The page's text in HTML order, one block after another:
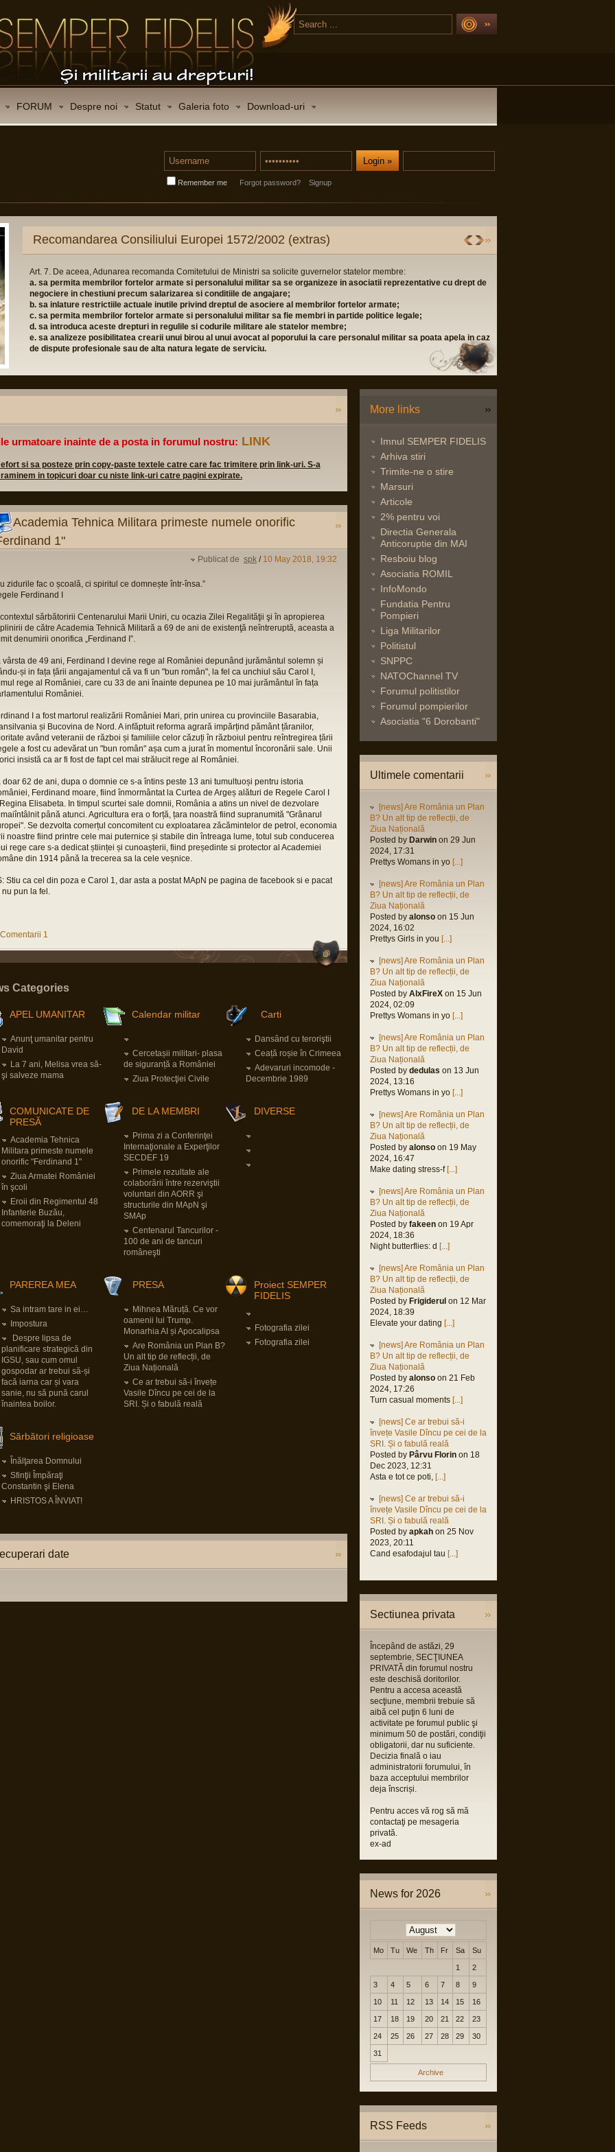
FORUM Despre noi Statut Galeria foto Download-uri
Remember me Forgot password? Signup
Recomandarea Consiliului Europei 1572/2002 (extras)
Art. 7. De aceea, Adunarea recomanda Comitetului de Ministri sa solicite guvernelor statelor membre:
a. sa permita membrilor fortelor armate si personalului militar sa se organizeze in asociatii reprezentative cu drept de
negociere in chestiuni precum salarizarea si conditiile de angajare;
b. sa inlature restrictiile actuale inutile privind dreptul de asociere al membrilor fortelor armate;
c. sa permita membrilor fortelor armate si personalului militar sa fie membri in partide politice legale;
d. sa introduca aceste drepturi in regulile si codurile militare ale statelor membre;
e. sa analizeze posibilitatea crearii unui birou al unui avocat al poporului la care personalul militar sa poata apela in caz
de dispute profesionale sau de alta natura legate de serviciu.
urmatoare inainte de a posta in forumul nostru: LINK
si sa posteze prin copy-paste textele catre care fac trimitere prin link-uri. S-a
in topicuri doar cu niste link-uri catre pagini expirate.
Academia Tehnica Militara primeste numele onorific
1"
Publicat de spk / 10 May 2018, 19:32
zidurile fac o școală, ci spiritul ce domnește într-însa.”
Ferdinand I
contextul sărbătoririi Centenarului Marii Uniri, cu ocazia Zilei Regalităţii şi în apropierea
de către Academia Tehnică Militară a 69 de ani de existenţă neîntreruptă, aceasta a
denumirii onorifica „Ferdinand I”.
vârsta de 49 ani, Ferdinand I devine rege al României depunând jurământul solemn și
și in fața țării angajamentul că va fi un "bun român", la fel ca unchiul său Carol I,
rege al României, care cu 33 de ani înainte depunea pe 10 mai jurământul în fața
României.
I a fost martorul realizării României Mari, prin unirea cu provinciile Basarabia,
și Bucovina de Nord. A infăptuit reforma agrară impărțind pământ țăranilor,
având veteranii de război și familiile celor căzuți în războiul pentru reîntregirea țării
a fost cu adevărat un "bun român" așa cum a jurat în momentul încoronării sale. Unii
insistă ca ar fi fost de fapt cel mai strălucit rege al României.
doar 62 de ani, dupa o domnie ce s-a întins peste 13 ani tumultuoși pentru istoria
Ferdinand moare, fiind înmormântat la Curtea de Argeș alături de Regele Carol I
Elisabeta. In timpul scurtei sale domnii, România a atins un nivel de dezvolare
până atunci. Agricultura era o forță, țara noastră fiind supranumită "Grânarul
Se dezvolta comerțul concomitent cu exploatarea zăcămintelor de petrol, economia
noastre fiind printre cele mai puternice și stabile din întreaga lume, totul sub conducerea
rege care s-a dedicat științei și cunoașterii, fiind președinte si protector al Academiei
din 1914 până la trecerea sa la cele veșnice.
Stiu ca cel din poza e Carol 1, dar asta a postat MApN pe pagina de facebook si e pacat
nu pun la fel.
Comentarii 1
Categories
APEL UMANITAR
Anunţ umanitar pentru
David
La 7 ani, Melisa vrea să-
şi salveze mama
Calendar militar
Cercetașii militari- plasa
de siguranță a României
Ziua Protecţiei Civile
Carti
Dansând cu teroriştii
Ceață roșie în Crimeea
Adevaruri incomode -
Decembrie 1989
COMUNICATE DE
PRESĂ
Academia Tehnica
Militara primeste numele
onorific "Ferdinand 1"
Ziua Armatei României
în şcoli
Eroii din Regimentul 48
Infanterie Buzău,
comemoraţi la Deleni
DE LA MEMBRI
Prima zi a Conferinţei
Internaţionale a Experţilor
SECDEF 19
Primele rezultate ale
colaborării între rezerviştii
voluntari din AORR şi
structurile din MApN şi
SMAp
Centenarul Tancurilor -
100 de ani de tancuri
româneşti
DIVERSE
PAREREA MEA
Sa intram tare in ei…
Impostura
Despre lipsa de
planificare strategică din
IGSU, sau cum omul
gospodar ar trebui să-și
facă iarna car și vara
sanie, nu să pună carul
înaintea boilor.
PRESA
Mihnea Măruță. Ce vor
oamenii lui Trump.
Monarhia AI și Apocalipsa
Are România un Plan B?
Un alt tip de reflecții, de
Ziua Națională
Ce ar trebui să-i învețe
Vasile Dîncu pe cei de la
SRI. Și o fabulă reală
Proiect SEMPER
FIDELIS
Fotografia zilei
Fotografia zilei
Sărbători religioase
Înălţarea Domnului
Sfinţii Împăraţi
Constantin şi Elena
HRISTOS A ÎNVIAT!
date
More links
Imnul SEMPER FIDELIS
Arhiva stiri
Trimite-ne o stire
Marsuri
Articole
2% pentru voi
Directia Generala
Anticoruptie din MAI
Resboiu blog
Asociatia ROMIL
InfoMondo
Fundatia Pentru
Pompieri
Liga Militarilor
Politistul
SNPPC
NATOChannel TV
Forumul politistilor
Forumul pompierilor
Asociatia "6 Dorobanti"
Ultimele comentarii
[news] Are România un Plan
B? Un alt tip de reflecții, de
Ziua Națională
Posted by Darwin on 29 Jun
2024, 17:31
Prettys Womans in yo [...]
[news] Are România un Plan
B? Un alt tip de reflecții, de
Ziua Națională
Posted by alonso on 15 Jun
2024, 16:02
Prettys Girls in you [...]
[news] Are România un Plan
B? Un alt tip de reflecții, de
Ziua Națională
Posted by AlxFireX on 15 Jun
2024, 02:09
Prettys Womans in yo [...]
[news] Are România un Plan
B? Un alt tip de reflecții, de
Ziua Națională
Posted by dedulas on 13 Jun
2024, 13:16
Prettys Womans in yo [...]
[news] Are România un Plan
B? Un alt tip de reflecții, de
Ziua Națională
Posted by alonso on 19 May
2024, 16:47
Make dating stress-f [...]
[news] Are România un Plan
B? Un alt tip de reflecții, de
Ziua Națională
Posted by fakeen on 19 Apr
2024, 18:36
Night butterflies: d [...]
[news] Are România un Plan
B? Un alt tip de reflecții, de
Ziua Națională
Posted by Frigiderul on 12 Mar
2024, 18:39
Elevate your dating [...]
[news] Are România un Plan
B? Un alt tip de reflecții, de
Ziua Națională
Posted by alonso on 21 Feb
2024, 17:26
Turn casual moments [...]
[news] Ce ar trebui să-i
învețe Vasile Dîncu pe cei de la
SRI. Și o fabulă reală
Posted by Pârvu Florin on 18
Dec 2023, 12:31
Asta e tot ce poti, [...]
[news] Ce ar trebui să-i
învețe Vasile Dîncu pe cei de la
SRI. Și o fabulă reală
Posted by apkah on 25 Nov
2023, 20:11
Cand esafodajul tau [...]
Sectiunea privata
Începând de astăzi, 29
septembrie, SECŢIUNEA
PRIVATĂ din forumul nostru
este deschisă doritorilor.
Pentru a accesa această
secţiune, membrii trebuie să
aibă cel puţin 6 luni de
activitate pe forumul public şi
minimum 50 de postări, condiţii
obligatorii, dar nu suficiente.
Decizia finală o iau
administratorii forumului, în
baza acceptului membrilor
deja înscriși.
Pentru acces vă rog să mă
contactaţi pe mesageria
privată.
ex-ad
News for 2026
Mo Tu We Th Fr Sa Su
1 2
3 4 5 6 7 8 9
10 11 12 13 14 15 16
17 18 19 20 21 22 23
24 25 26 27 28 29 30
31
Archive
RSS Feeds